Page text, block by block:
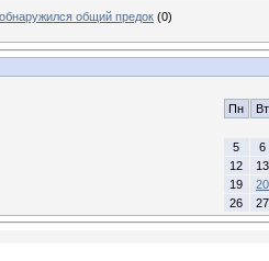
общий предок (0)
Пн Вт
5
6
12
13
19
20
26
27